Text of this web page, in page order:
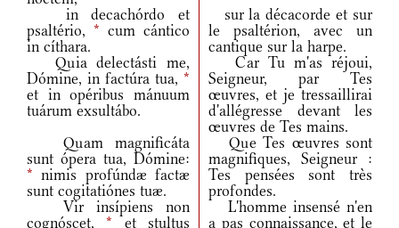
in decachórdo et
psaltério, * cum cántico
in cíthara.
sur la décacorde et sur
le psaltérion, avec un
cantique sur la harpe.
Quia delectásti me,
Dómine, in factúra tua, *
et in opéribus mánuum
tuárum exsultábo.
Car Tu m'as réjoui,
Seigneur, par Tes
œuvres, et je tressaillirai
d'allégresse devant les
œuvres de Tes mains.
Quam magnificáta
sunt ópera tua, Dómine:
* nimis profúndæ factæ
sunt cogitatiónes tuæ.
Que Tes œuvres sont
magnifiques, Seigneur :
Tes pensées sont très
profondes.
Vir insípiens non
cognóscet,* et stultus
L'homme insensé n'en
a pas connaissance, et le